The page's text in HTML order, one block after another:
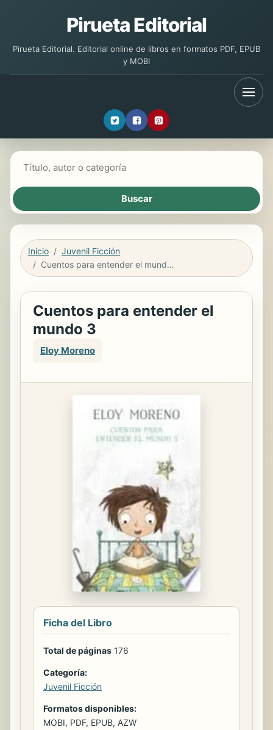
Pirueta Editorial
Pirueta Editorial. Editorial online de libros en formatos PDF, EPUB
y MOBI
Inicio
Juvenil Ficción
Cuentos para entender el mundo 3
Cuentos para entender el
mundo 3
Eloy Moreno
Ficha del Libro
Total de páginas 176
Categoría:
Juvenil Ficción
Formatos disponibles:
MOBI, PDF, EPUB, AZW